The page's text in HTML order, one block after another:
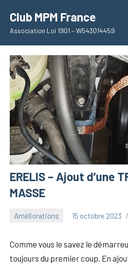
contenu
Club MPM France
Association Loi 1901 – W543014459
ERELIS – Ajout d’une
MASSE
Améliorations 15 octobre 2023
Comme vous le savez le
toujours du premier coup. En